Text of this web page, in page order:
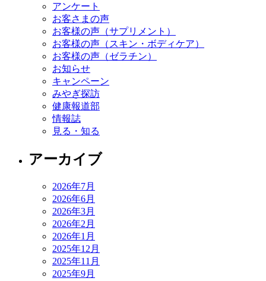
アンケート
お客さまの声
お客様の声（サプリメント）
お客様の声（スキン・ボディケア）
お客様の声（ゼラチン）
お知らせ
キャンペーン
みやぎ探訪
健康報道部
情報誌
見る・知る
アーカイブ
2026年7月
2026年6月
2026年3月
2026年2月
2026年1月
2025年12月
2025年11月
2025年9月